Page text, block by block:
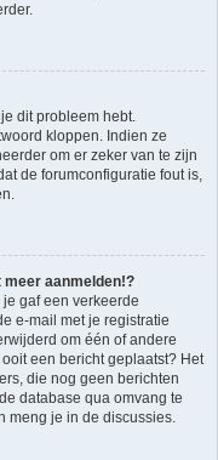
dit probleem hebt.
kloppen. Indien ze
om er zeker van te zijn
de forumconfiguratie fout is,
meer aanmelden!?
gaf een verkeerde
e-mail met je registratie
om één of andere
een bericht geplaatst? Het
die nog geen berichten
database qua omvang te
meng je in de discussies.